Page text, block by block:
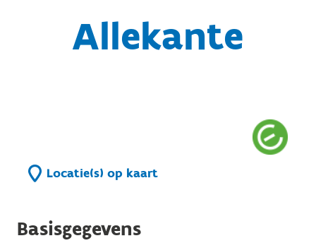
Allekante
Locatie(s) op kaart
Basisgegevens